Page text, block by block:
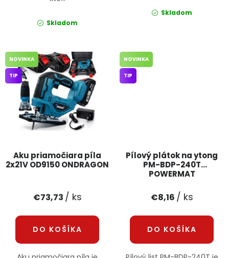
Skladom
Skladom
Aku priamočiara píla
2x21V OD9150 ONDRAGON
NOVINKA
TIP
€73,73 / ks
DO KOŠÍKA
Pílový plátok na ytong
PM-BDP-240T
POWERMAT
NOVINKA
TIP
€8,16 / ks
DO KOŠÍKA